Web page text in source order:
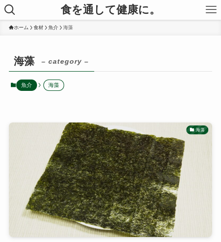
食を通して健康に。
ホーム 食材 魚介 海藻
海藻 – category –
魚介 海藻
海藻